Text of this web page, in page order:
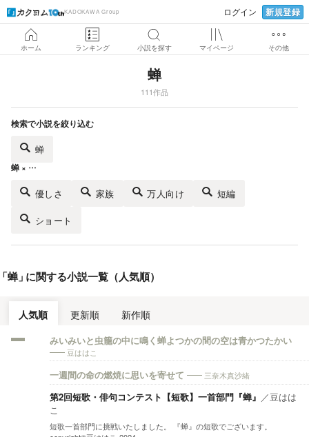
KADOKAWA Group ログイン 新規登録
ホーム ランキング 小説を探す マイページ その他
蝉
111作品
検索で小説を絞り込む
蝉
蝉 × …
優しさ 家族 万人向け 短編
ショート
蝉」に関する小説一覧（人気順）
人気順 更新順 新作順
みいみいと虫籠の中に鳴く蝉よつかの間の空は青かつたかい
豆ははこ
一週間の命の燃焼に思いを寄せて 三奈木真沙緒
第2回短歌・俳句コンテスト【短歌】一首部門『蝉』 ／豆はは
こ
短歌一首部門に挑戦いたしました。 『蝉』の短歌でございます。